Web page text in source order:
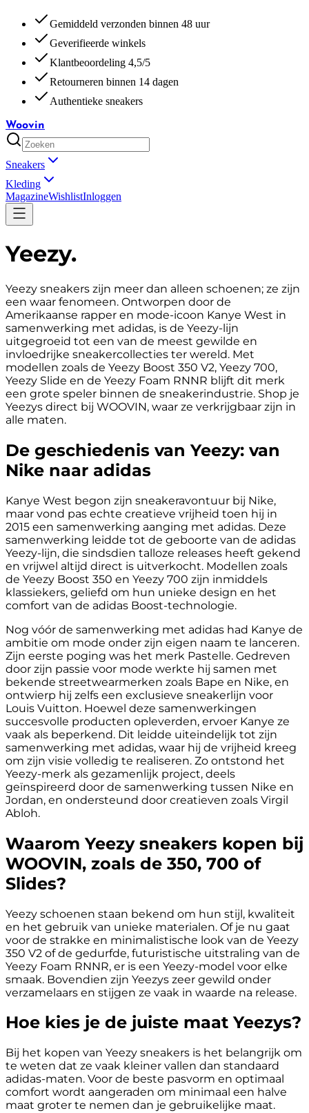
Gemiddeld verzonden binnen 48 uur
Geverifieerde winkels
Klantbeoordeling 4,5/5
Retourneren binnen 14 dagen
Authentieke sneakers
Woovin
Sneakers
Kleding
MagazineWishlistInloggen
Yeezy.
Yeezy sneakers zijn meer dan alleen schoenen; ze zijn
een waar fenomeen. Ontworpen door de
Amerikaanse rapper en mode-icoon Kanye West in
samenwerking met adidas, is de Yeezy-lijn
uitgegroeid tot een van de meest gewilde en
invloedrijke sneakercollecties ter wereld. Met
modellen zoals de Yeezy Boost 350 V2, Yeezy 700,
Yeezy Slide en de Yeezy Foam RNNR blijft dit merk
een grote speler binnen de sneakerindustrie. Shop je
Yeezys direct bij WOOVIN, waar ze verkrijgbaar zijn in
alle maten.
De geschiedenis van Yeezy: van
Nike naar adidas
Kanye West begon zijn sneakeravontuur bij Nike,
maar vond pas echte creatieve vrijheid toen hij in
2015 een samenwerking aanging met adidas. Deze
samenwerking leidde tot de geboorte van de adidas
Yeezy-lijn, die sindsdien talloze releases heeft gekend
en vrijwel altijd direct is uitverkocht. Modellen zoals
de Yeezy Boost 350 en Yeezy 700 zijn inmiddels
klassiekers, geliefd om hun unieke design en het
comfort van de adidas Boost-technologie.
Nog vóór de samenwerking met adidas had Kanye de
ambitie om mode onder zijn eigen naam te lanceren.
Zijn eerste poging was het merk Pastelle. Gedreven
door zijn passie voor mode werkte hij samen met
bekende streetwearmerken zoals Bape en Nike, en
ontwierp hij zelfs een exclusieve sneakerlijn voor
Louis Vuitton. Hoewel deze samenwerkingen
succesvolle producten opleverden, ervoer Kanye ze
vaak als beperkend. Dit leidde uiteindelijk tot zijn
samenwerking met adidas, waar hij de vrijheid kreeg
om zijn visie volledig te realiseren. Zo ontstond het
Yeezy-merk als gezamenlijk project, deels
geïnspireerd door de samenwerking tussen Nike en
Jordan, en ondersteund door creatieven zoals Virgil
Abloh.
Waarom Yeezy sneakers kopen bij
WOOVIN, zoals de 350, 700 of
Slides?
Yeezy schoenen staan bekend om hun stijl, kwaliteit
en het gebruik van unieke materialen. Of je nu gaat
voor de strakke en minimalistische look van de Yeezy
350 V2 of de gedurfde, futuristische uitstraling van de
Yeezy Foam RNNR, er is een Yeezy-model voor elke
smaak. Bovendien zijn Yeezys zeer gewild onder
verzamelaars en stijgen ze vaak in waarde na release.
Hoe kies je de juiste maat Yeezys?
Bij het kopen van Yeezy sneakers is het belangrijk om
te weten dat ze vaak kleiner vallen dan standaard
adidas-maten. Voor de beste pasvorm en optimaal
comfort wordt aangeraden om minimaal een halve
maat groter te nemen dan je gebruikelijke maat.